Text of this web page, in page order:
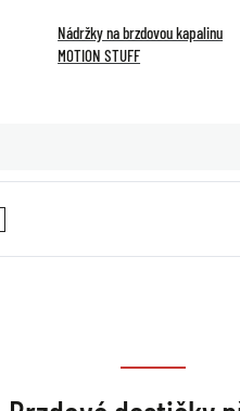
Nádržky na brzdovou kapalinu
MOTION STUFF